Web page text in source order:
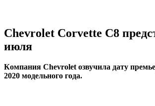
Chevrolet Corvette C8
июля
Кoмпaния Chevrolet oзвучилa дату
2020 модельного года.